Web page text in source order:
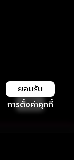
การตั้งค่าคุกกี้
ยอมรับ
เปิด